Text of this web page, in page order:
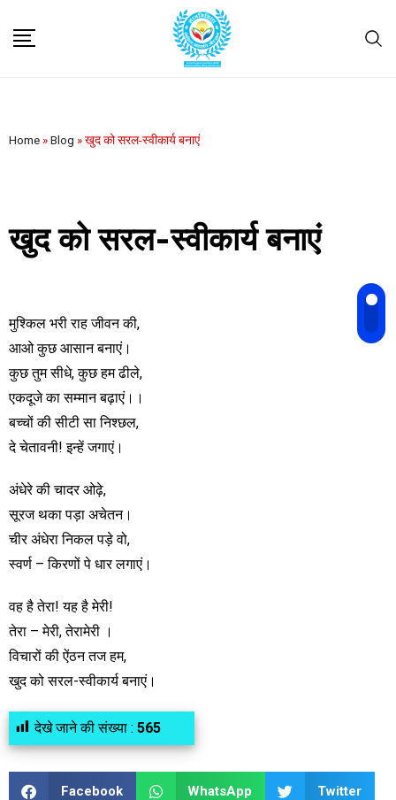
Home »Blog »खुद को सरल-स्वीकार्य बनाएं
खुद को सरल-स्वीकार्य बनाएं
मुश्किल भरी राह जीवन की,
आओ कुछ आसान बनाएं।
कुछ तुम सीधे, कुछ हम ढीले,
एकदूजे का सम्मान बढ़ाएं।।
बच्चों की सीटी सा निश्छल,
दे चेतावनी! इन्हें जगाएं।
अंधेरे की चादर ओढ़े,
सूरज थका पड़ा अचेतन।
चीर अंधेरा निकल पड़े वो,
स्वर्ण – किरणों पे धार लगाएं।
वह है तेरा! यह है मेरी!
तेरा – मेरी, तेरामेरी ।
विचारों की ऐंठन तज हम,
खुद को सरल-स्वीकार्य बनाएं।
देखे जाने की संख्या : 565
Facebook WhatsApp Twitter